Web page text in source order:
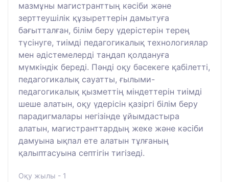
мазмұны магистранттың кәсіби және
зерттеушілік құзыреттерін дамытуға
бағытталған, білім беру үдерістерін терең
түсінуге, тиімді педагогикалық технологиялар
мен әдістемелерді таңдап қолдануға
мүмкіндік береді. Пәнді оқу бәсекеге қабілетті,
педагогикалық сауатты, ғылыми-
педагогикалық қызметтің міндеттерін тиімді
шеше алатын, оқу үдерісін қазіргі білім беру
парадигмалары негізінде ұйымдастыра
алатын, магистранттардың жеке және кәсіби
дамуына ықпал ете алатын тұлғаның
қалыптасуына септігін тигізеді.
Оқу жылы - 1